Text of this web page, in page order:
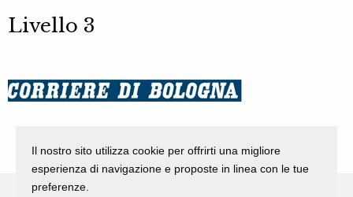
Livello 3
Il nostro sito utilizza cookie per offrirti una migliore
esperienza di navigazione e proposte in linea con le tue
preferenze.